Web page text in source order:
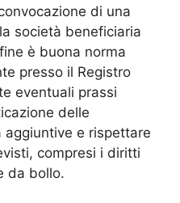
di una
società beneficiaria
è buona norma
presso il Registro
eventuali prassi
delle
e rispettare
compresi i diritti
da bollo.